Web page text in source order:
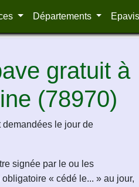
Départements
gratuit à
(78970)
demandées le jour de
signée par le ou les
« cédé le... » au jour,